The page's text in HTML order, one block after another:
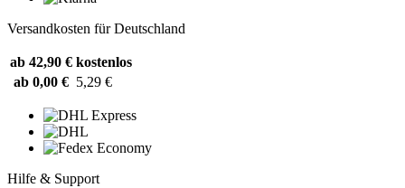
Versandkosten für Deutschland
ab 42,90 € kostenlos
ab 0,00 € 5,29 €
Hilfe & Support